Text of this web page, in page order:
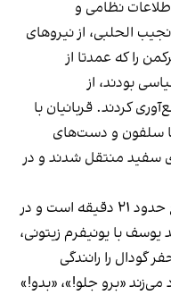
عثمان، نیروهای شاخه ۲۲۷ اطلاعات نظامی و
الحلبی، از نیروهای
را که عمدتا از
بودند، از
کردند. قربانیان با
سلفون و دست‌های
سفید منتقل شدند و در
ویدیوهایی از این جنایت که در مجموع حدود ۲۱ دقیقه است و در
با یونیفرم زیتونی،
گودال را رانندگی
می‌زند «برو جلو!»، «بدو!»